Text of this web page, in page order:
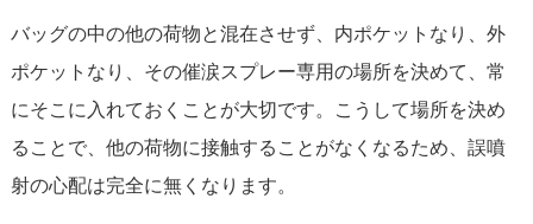
バッグの中の他の荷物と混在させず、内ポケットなり、外
ポケットなり、その催涙スプレー専用の場所を決めて、常
にそこに入れておくことが大切です。こうして場所を決め
ることで、他の荷物に接触することがなくなるため、誤噴
射の心配は完全に無くなります。